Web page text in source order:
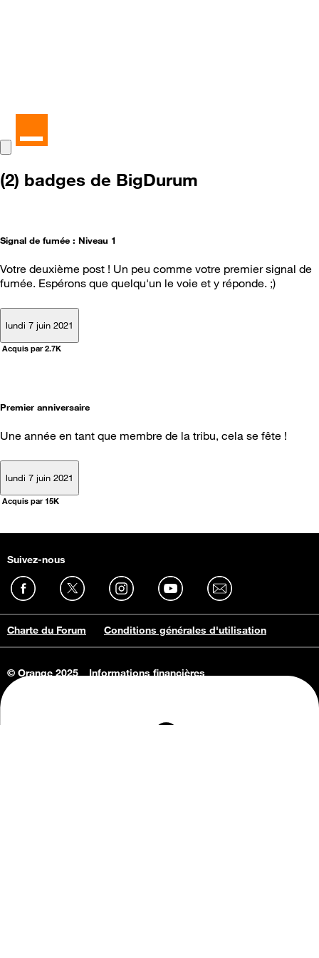
(2) badges de BigDurum
Signal de fumée : Niveau 1
Votre deuxième post ! Un peu comme votre premier signal de
fumée. Espérons que quelqu'un le voie et y réponde. ;)
lundi 7 juin 2021
Acquis par 2.7K
Premier anniversaire
Une année en tant que membre de la tribu, cela se fête !
lundi 7 juin 2021
Acquis par 15K
Suivez-nous
Charte du Forum Conditions générales d'utilisation
© Orange 2025
Informations financières